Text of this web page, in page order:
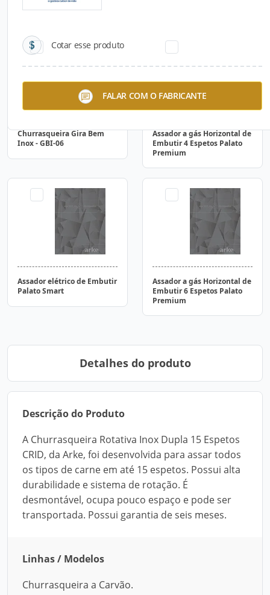
Cotar esse produto
FALAR COM O FABRICANTE
Churrasqueira Gira Bem
Inox - GBI-06
Assador a gás Horizontal de
Embutir 4 Espetos Palato
Premium
Assador elétrico de Embutir
Palato Smart
Assador a gás Horizontal de
Embutir 6 Espetos Palato
Premium
Detalhes do produto
Descrição do Produto
A Churrasqueira Rotativa Inox Dupla 15 Espetos
CRID, da Arke, foi desenvolvida para assar todos
os tipos de carne em até 15 espetos. Possui alta
durabilidade e sistema de rotação. É
desmontável, ocupa pouco espaço e pode ser
transportada. Possui garantia de seis meses.
Linhas / Modelos
Churrasqueira a Carvão.